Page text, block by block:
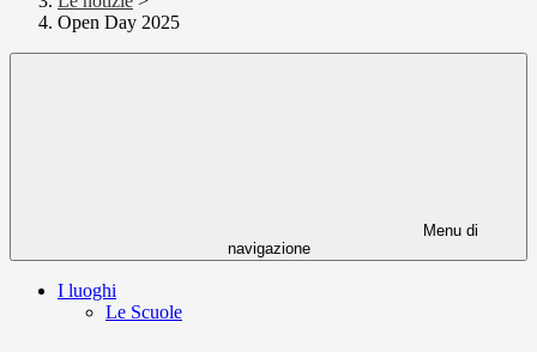
Open Day 2025
Menu di
navigazione
I luoghi
Le Scuole